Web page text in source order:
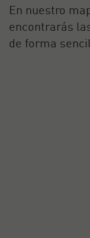
En nuestro
encontrarás
de forma